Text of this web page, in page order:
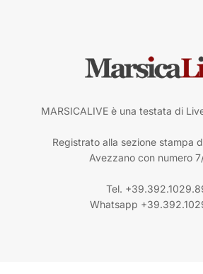
MARSICALIVE è una testata di
Registrato alla sezione stampa
Avezzano con numero
Tel.
Whatsapp